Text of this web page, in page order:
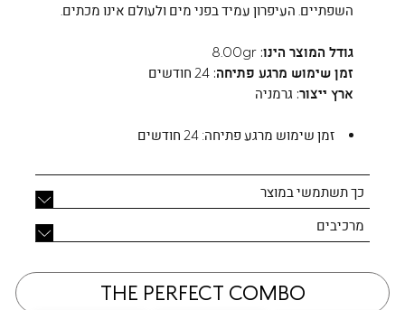
כך תשתמשי במוצר
מרכיבים
השפתיים. העיפרון עמיד בפני מים ולעולם אינו מכתים.
גודל המוצר הינו:8.00gr
זמן שימוש מרגע פתיחה:24 חודשים
ארץ ייצור: גרמניה
זמן שימוש מרגע פתיחה:24 חודשים
THE PERFECT COMBO